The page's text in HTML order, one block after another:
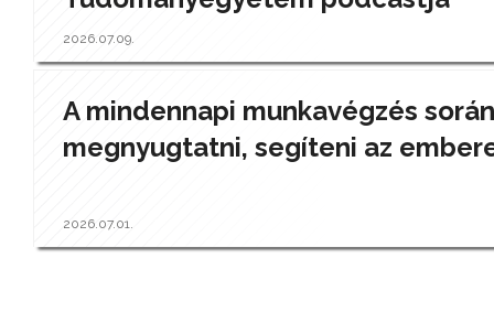
2026.07.09.
A mindennapi munkavégzés
megnyugtatni, segíteni az
2026.07.01.